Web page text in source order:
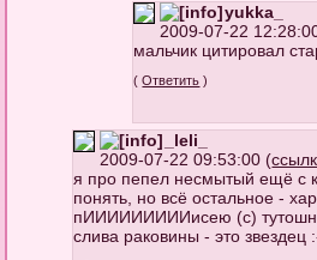
yukka_
2009-07-22
мальчик цитировал
(Ответить )
_leli_
2009-07-22 09:53:00 (
я про пепел несмытый ещё с
понять, но всё остальное -
пИИИИИИИИИисею (с)
слива раковины - это звездец